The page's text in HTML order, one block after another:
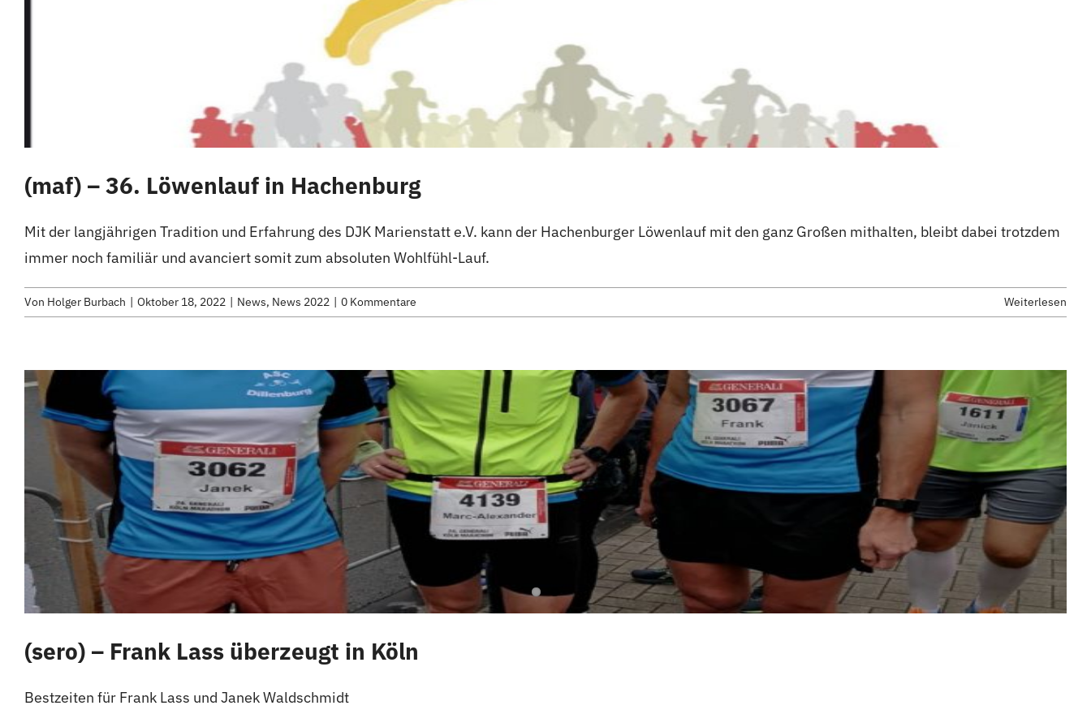
(maf) – 36. Löwenlauf in Hachenburg
Mit der langjährigen Tradition und Erfahrung des DJK Marienstatt e.V. kann der Hachenburger Löwenlauf mit den ganz Großen mithalten, bleibt dabei trotzdem
immer noch familiär und avanciert somit zum absoluten Wohlfühl-Lauf.
Von Holger Burbach | Oktober 18, 2022 | News, News 2022 | 0 Kommentare Weiterlesen
(sero) – Frank Lass überzeugt in Köln
Bestzeiten für Frank Lass und Janek Waldschmidt